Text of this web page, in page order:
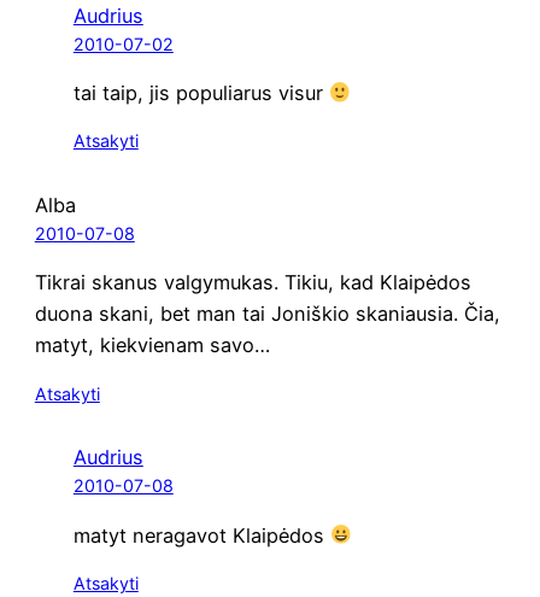
Audrius
2010-07-02
tai taip, jis popu­lia­rus visur
Atsakyti
Alba
2010-07-08
Tik­rai ska­nus val­gy­mu­kas. Tikiu, kad Klai­pė­dos
duo­na ska­ni, bet man tai Joniš­kio ska­niau­sia. Čia,
matyt, kiek­vie­nam savo…
Atsakyti
Audrius
2010-07-08
matyt nera­ga­vot Klaipėdos
Atsakyti